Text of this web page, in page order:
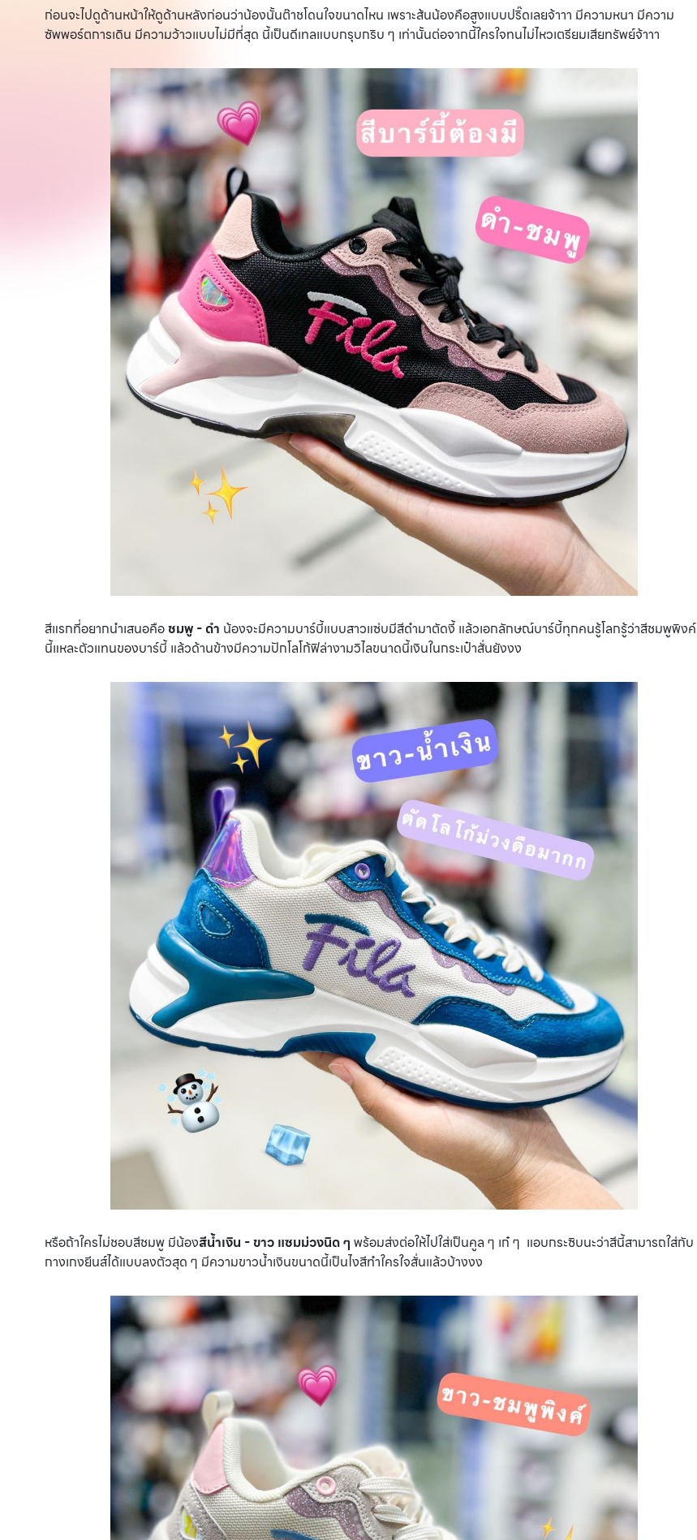
ก่อนจะไปดูด้านหน้าให้ดูด้านหลังก่อนว่าน้องนั้นต๊าชโดนใจขนาดไหน เพราะส้นน้องคือสูงแบบปริ๊ดเลยจ้าาา มีความหนา มีความ
ซัพพอร์ตการเดิน มีความว้าวแบบไม่มีที่สุด นี้เป็นดีเทลแบบกรุบกริบ ๆ เท่านั้นต่อจากนี้ใครใจทนไม่ไหวเตรียมเสียทรัพย์จ้าาา
สีแรกที่อยากนำเสนอคือชมพู - ดำ น้องจะมีความบาร์บี้แบบสาวแซ่บมีสีดำมาตัดงี้ แล้วเอกลักษณ์บาร์บี้ทุกคนรู้โลกรู้ว่าสีชมพูพิงค์
นี้แหละตัวแทนของบาร์บี้ แล้วด้านข้างมีความปักโลโก้ฟิล่างามวิไลขนาดนี้เงินในกระเป๋าสั่นยังงง
หรือถ้าใครไม่ชอบสีชมพู มีน้องสีน้ำเงิน - ขาว แซมม่วงนิด ๆ พร้อมส่งต่อให้ไปใส่เป็นคูล ๆ เก๋ ๆ แอบกระซิบนะว่าสีนี้สามารถใส่กับ
กางเกงยีนส์ได้แบบลงตัวสุด ๆ มีความขาวน้ำเงินขนาดนี้เป็นไงสีทำใครใจสั่นแล้วบ้างงง